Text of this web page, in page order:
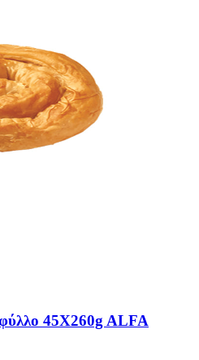
45X260g ALFA